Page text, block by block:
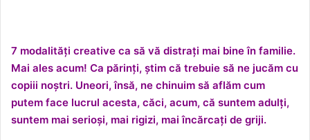
7 modalități creative ca să vă distrați mai bine în familie.
Mai ales acum! Ca părinți, știm că trebuie să ne jucăm cu
copiii noștri. Uneori, însă, ne chinuim să aflăm cum
putem face lucrul acesta, căci, acum, că suntem adulți,
suntem mai serioși, mai rigizi, mai încărcați de griji.